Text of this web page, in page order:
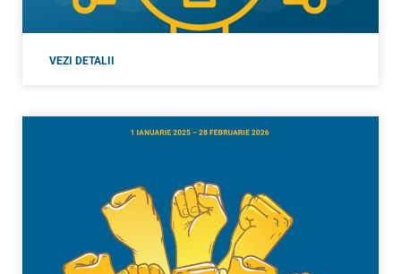
VEZI DETALII